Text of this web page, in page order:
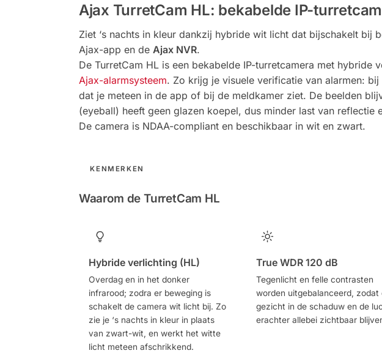
Ajax TurretCam HL: bekabelde IP-
Ziet ‘s nachts in kleur dankzij hybride wit licht dat bijschakelt bij
Ajax-app en de Ajax NVR.
De TurretCam HL is een bekabelde IP-turretcamera met
Ajax-alarmsysteem. Zo krijg je visuele verificatie van alarmen:
dat je meteen in de app of bij de meldkamer ziet. De beelden
(eyeball) heeft geen glazen koepel, dus minder last van
De camera is NDAA-compliant en beschikbaar in wit en zwart.
KENMERKEN
Waarom de TurretCam HL
Hybride verlichting (HL)
Overdag en in het donker
infrarood; zodra er beweging is
schakelt de camera wit licht bij. Zo
zie je ‘s nachts in kleur in plaats
van zwart-wit, en werkt het witte
licht meteen afschrikkend.
True WDR 120 dB
Tegenlicht en felle contrasten
worden uitgebalanceerd, zodat
gezicht in de schaduw en de
erachter allebei zichtbaar